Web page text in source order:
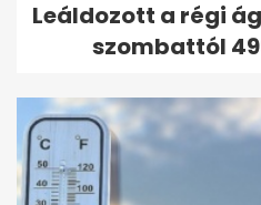
Leáldozott a régi
szombattól